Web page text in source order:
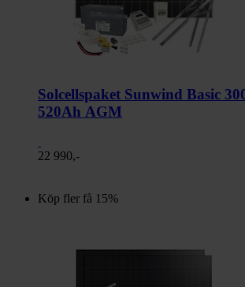
Solcellspaket Sunwind Basic
520Ah AGM
22 990,-
Köp fler få 15%